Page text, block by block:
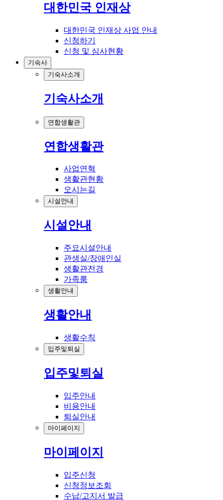
대한민국 인재상
대한민국 인재상 사업 안내
신청하기
신청 및 심사현황
기숙사
기숙사소개
기숙사소개
연합생활관
연합생활관
사업연혁
생활관현황
오시는길
시설안내
시설안내
주요시설안내
관생실/장애인실
생활관전경
가족룸
생활안내
생활안내
생활수칙
입주및퇴실
입주및퇴실
입주안내
비용안내
퇴실안내
마이페이지
마이페이지
입주신청
신청정보조회
수납/고지서 발급